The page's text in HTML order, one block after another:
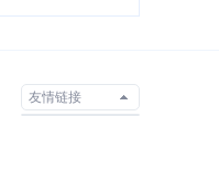
友情链接